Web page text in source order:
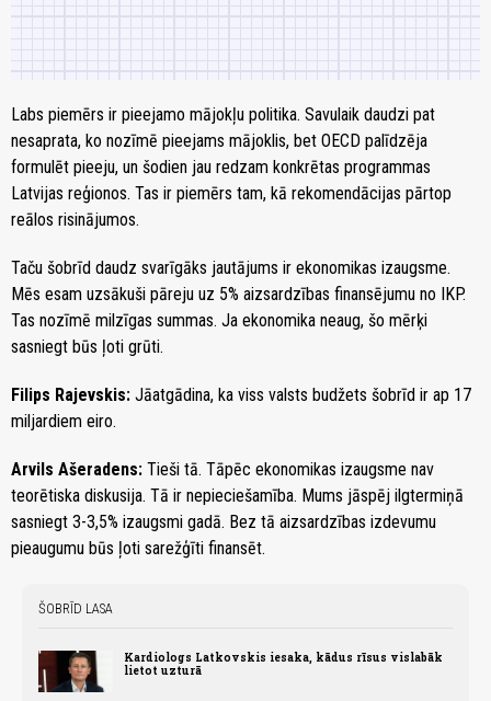
Labs piemērs ir pieejamo mājokļu politika. Savulaik daudzi pat
nesaprata, ko nozīmē pieejams mājoklis, bet OECD palīdzēja
formulēt pieeju, un šodien jau redzam konkrētas programmas
Latvijas reģionos. Tas ir piemērs tam, kā rekomendācijas pārtop
reālos risinājumos.
Taču šobrīd daudz svarīgāks jautājums ir ekonomikas izaugsme.
Mēs esam uzsākuši pāreju uz 5% aizsardzības finansējumu no IKP.
Tas nozīmē milzīgas summas. Ja ekonomika neaug, šo mērķi
sasniegt būs ļoti grūti.
Filips Rajevskis: Jāatgādina, ka viss valsts budžets šobrīd ir ap 17
miljardiem eiro.
Arvils Ašeradens: Tieši tā. Tāpēc ekonomikas izaugsme nav
teorētiska diskusija. Tā ir nepieciešamība. Mums jāspēj ilgtermiņā
sasniegt 3-3,5% izaugsmi gadā. Bez tā aizsardzības izdevumu
pieaugumu būs ļoti sarežģīti finansēt.
ŠOBRĪD LASA
Kardiologs Latkovskis iesaka, kādus rīsus vislabāk
lietot uzturā